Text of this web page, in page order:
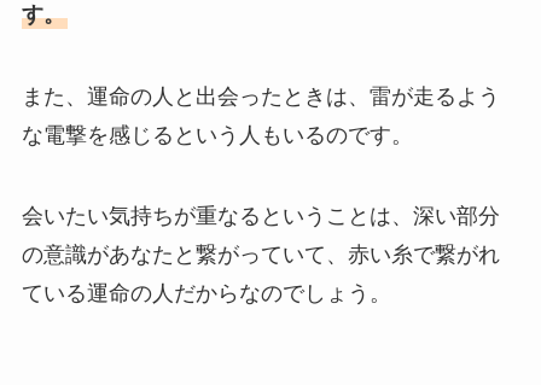
す。
また、運命の人と出会ったときは、雷が走るよう
な電撃を感じるという人もいるのです。
会いたい気持ちが重なるということは、深い部分
の意識があなたと繋がっていて、赤い糸で繋がれ
ている運命の人だからなのでしょう。